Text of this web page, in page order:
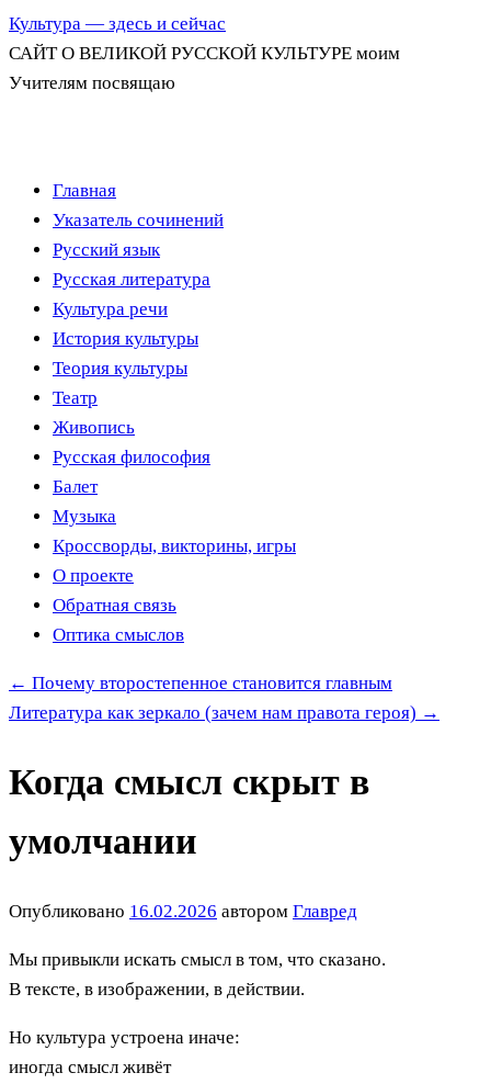
Культура — здесь и сейчас
САЙТ О ВЕЛИКОЙ РУССКОЙ КУЛЬТУРЕ моим
Учителям посвящаю
Перейти
содержимому
Главная
Указатель сочинений
Русский язык
Русская литература
Культура речи
История культуры
Теория культуры
Театр
Живопись
Русская философия
Балет
Музыка
Кроссворды, викторины, игры
О проекте
Обратная связь
Оптика смыслов
← Почему второстепенное становится главным
Литература как зеркало (зачем нам правота героя) →
Когда смысл скрыт в
умолчании
Опубликовано 16.02.2026 автором Главред
Мы привыкли искать смысл в том, что сказано.
В тексте, в изображении, в действии.
Но культура устроена иначе:
иногда смысл живёт